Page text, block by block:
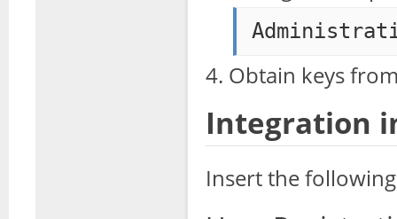
Obtain keys
Integration
Insert the